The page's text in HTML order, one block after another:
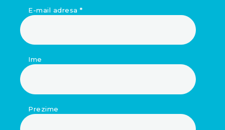
E-mail adresa *
Ime
Prezime